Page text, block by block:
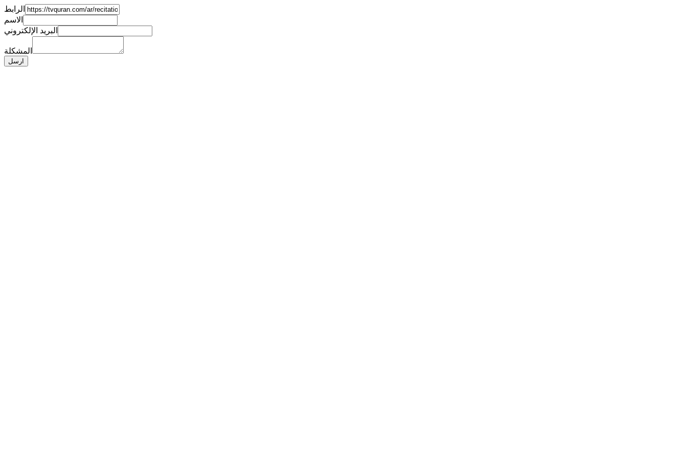
الرابط
الاسم
البريد الإلكتروني
المشكلة
ارسل